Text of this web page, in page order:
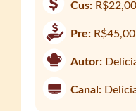
Cus: R$22,00
Pre: R$45,00
Autor:
Canal: